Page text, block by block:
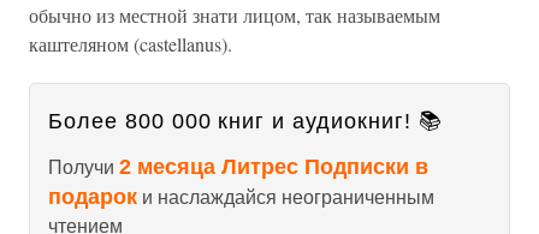
обычно из местной знати лицом, так называемым
каштеляном (castellanus).
Более 800 000 книг и аудиокниг! 📚
Получи 2 месяца Литрес Подписки в
подарок и наслаждайся неограниченным
чтением